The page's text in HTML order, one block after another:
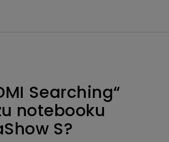
Searching“
notebooku
S?